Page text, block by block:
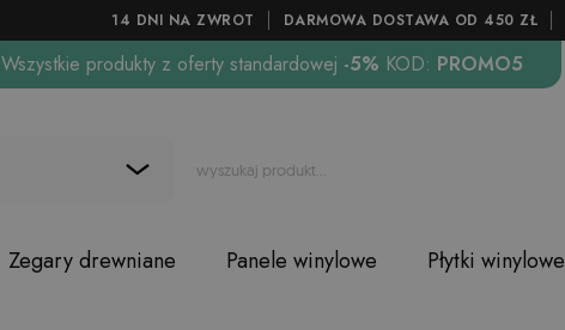
14 DNI NA ZWROT DARMOWA DOSTAWA OD 450 ZŁ
Wszystkie produkty z oferty standardowej -5% KOD: PROMO5
Zegary drewniane Panele winylowe Płytki winylowe